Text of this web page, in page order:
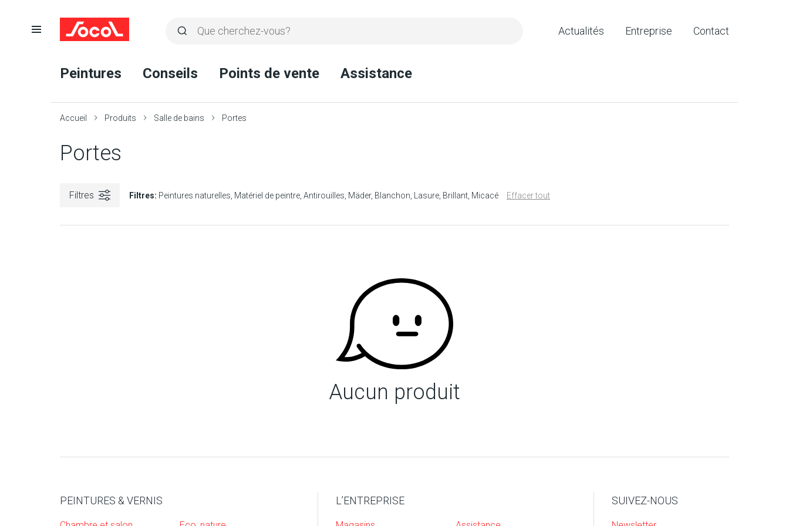
Rechercher
recherche
Ouvrir
Peintures Conseils Points de vente Assistance
Actualités Entreprise Contact
Accueil Produits Salle de bains Portes
Portes
Filtres Filtres: Peintures naturelles Matériel de peintre Antirouilles Mäder Blanchon Lasure Brillant Micacé Effacer tout
Aucun produit
PEINTURES & VERNIS L’ENTREPRISE SUIVEZ-NOUS